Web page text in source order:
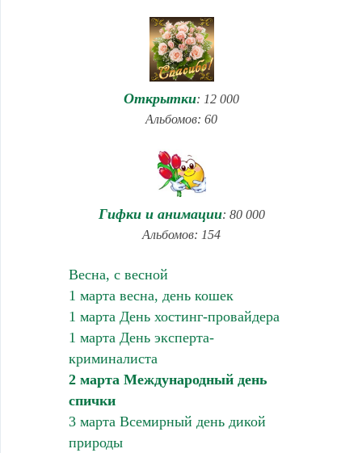
Открытки: 12 000
Альбомов: 60
Гифки и анимации: 80 000
Альбомов: 154
Весна, с весной
1 марта весна, день кошек
1 марта День хостинг-провайдера
1 марта День эксперта-
криминалиста
2 марта Международный день
спички
3 марта Всемирный день дикой
природы